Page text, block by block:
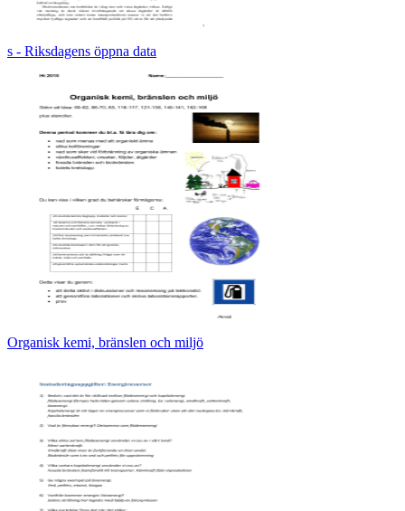
s - Riksdagens öppna data
Organisk kemi, bränslen och miljö